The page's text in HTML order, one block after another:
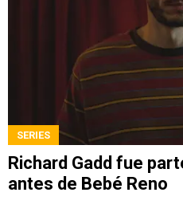
SERIES
Richard Gadd fue
antes de Bebé Reno